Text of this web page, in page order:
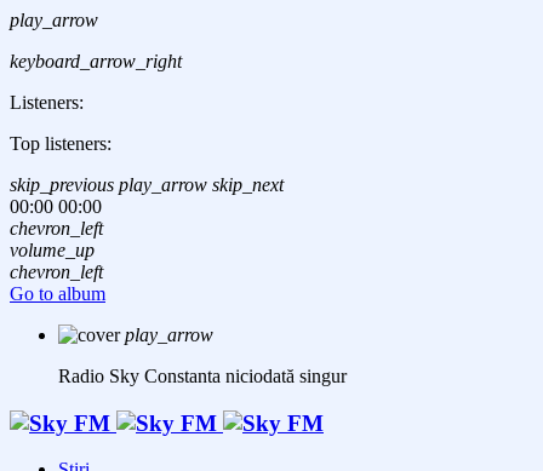
play_arrow
keyboard_arrow_right
Listeners:
Top listeners:
skip_previous play_arrow skip_next
00:00 00:00
chevron_left
volume_up
chevron_left
Go to album
play_arrow
Radio Sky Constanta niciodată singur